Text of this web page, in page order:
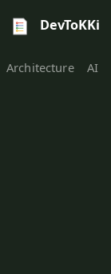
DevToKKi
Architecture AI